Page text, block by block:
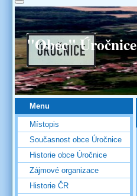
"Obec" Úročnice
Menu
Místopis
Současnost obce Úročnice
Historie obce Úročnice
Zájmové organizace
Historie ČR